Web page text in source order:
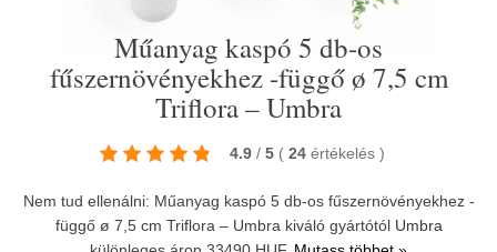
Műanyag kaspó 5 db-os
fűszernövényekhez -függő ø 7,5 cm
Triflora – Umbra
4.9 / 5 ( 24 értékelés )
Nem tud ellenálni: Műanyag kaspó 5 db-os fűszernövényekhez -
függő ø 7,5 cm Triflora – Umbra kiváló gyártótól Umbra